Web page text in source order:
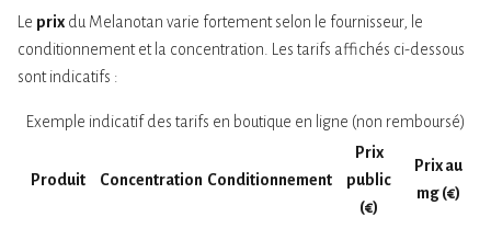
Le prix du Melanotan varie fortement selon le fournisseur, le
conditionnement et la concentration. Les tarifs affichés ci-dessous
sont indicatifs :
Exemple indicatif des tarifs en boutique en ligne (non remboursé)
Produit Concentration Conditionnement
Prix
public
(€)
Prix au
mg (€)